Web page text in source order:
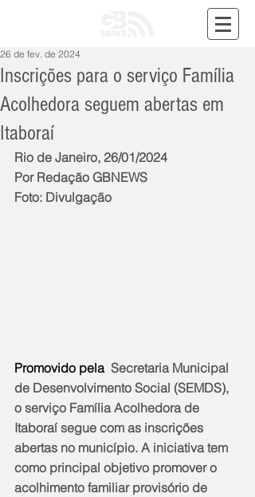
Inscrições para o serviço Família
Acolhedora seguem abertas em
Itaboraí
26 de fev. de 2024
Rio de Janeiro, 26/01/2024
Por Redação GBNEWS
Foto: Divulgação
Promovido pela Secretaria Municipal
de Desenvolvimento Social (SEMDS),
o serviço Família Acolhedora de
Itaboraí segue com as inscrições
abertas no município. A iniciativa tem
como principal objetivo promover o
acolhimento familiar provisório de